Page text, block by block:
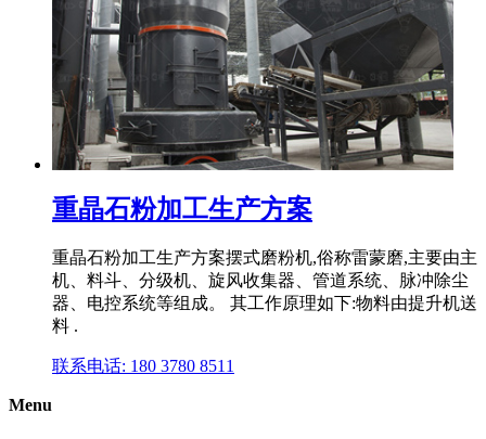
重晶石粉加工生产方案
重晶石粉加工生产方案摆式磨粉机,俗称雷蒙磨,主要由主
机、料斗、分级机、旋风收集器、管道系统、脉冲除尘
器、电控系统等组成。 其工作原理如下:物料由提升机送
料 .
联系电话: 180 3780 8511
Menu